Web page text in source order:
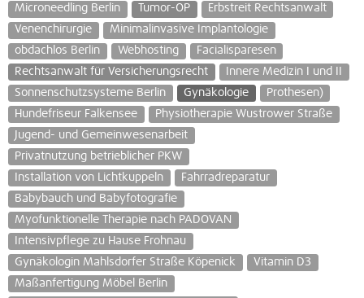
Microneedling Berlin
Tumor-OP
Erbstreit Rechtsanwalt
Venenchirurgie
Minimalinvasive Implantologie
obdachlos Berlin
Webhosting
Facialisparesen
Rechtsanwalt für Versicherungsrecht
Innere Medizin I und II
Sonnenschutzsysteme Berlin
Gynäkologie
Prothesen)
Hundefriseur Falkensee
Physiotherapie Wustrower Straße
Jugend- und Gemeinwesenarbeit
Privatnutzung betrieblicher PKW
Installation von Lichtkuppeln
Fahrradreparatur
Babybauch und Babyfotografie
Myofunktionelle Therapie nach PADOVAN
Intensivpflege zu Hause Frohnau
Gynäkologin Mahlsdorfer Straße Köpenick
Vitamin D3
Maßanfertigung Möbel Berlin